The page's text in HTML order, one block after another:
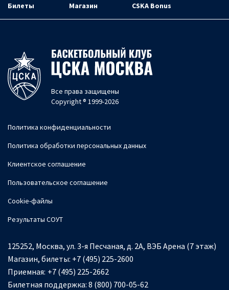
Билеты Магазин CSKA Bonus
Все права защищены
Copyright ® 1999-2026
Политика конфиденциальности
Политика обработки персональных данных
Клиентское соглашение
Пользовательское соглашение
Cookie-файлы
Результаты СОУТ
125252, Москва, ул. 3-я Песчаная, д. 2А, ВЭБ Арена (7 этаж)
Магазин, билеты: +7 (495) 225-2600
Приемная: +7 (495) 225-2662
Билетная поддержка: 8 (800) 700-05-62